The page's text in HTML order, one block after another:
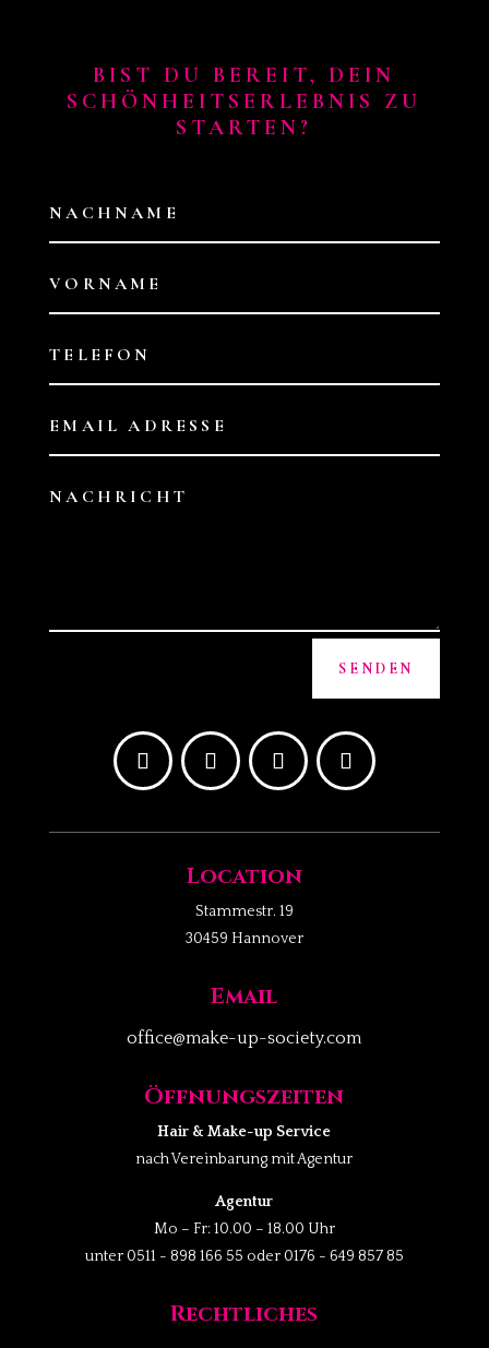
BIST DU BEREIT, DEIN
SCHÖNHEITSERLEBNIS ZU
STARTEN?
SENDEN
Location
Stammestr. 19
30459 Hannover
Email
office@make-up-society.com
Öffnungszeiten
Hair & Make-up Service
nach Vereinbarung mit Agentur
Agentur
Mo – Fr: 10.00 – 18.00 Uhr
unter 0511 - 898 166 55 oder 0176 - 649 857 85
Rechtliches